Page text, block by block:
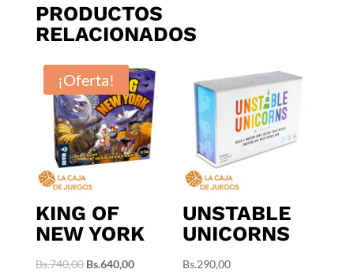
PRODUCTOS
RELACIONADOS
¡Oferta!
KING OF
NEW YORK
Bs.740,00 El
Bs.640,00El
UNSTABLE
UNICORNS
Bs.290,00